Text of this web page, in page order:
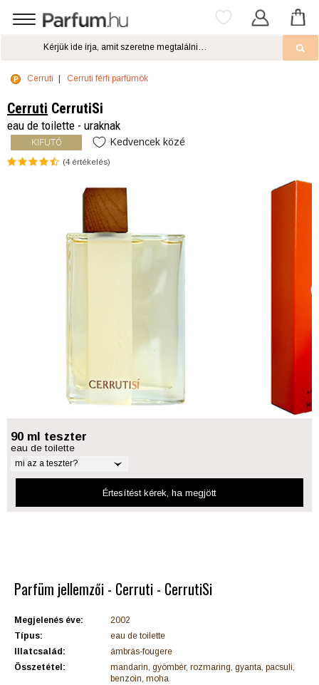
Cerruti Cerruti férfi parfümök
Cerruti CerrutiSi
eau de toilette - uraknak
KIFUTÓ Kedvencek közé
(4 értékelés)
90 ml teszter
eau de toilette
mi az a teszter?
Értesítést kérek, ha megjött
Parfüm jellemzői - Cerruti - CerrutiSi
Megjelenés éve:
2002
Típus:
eau de toilette
Illatcsalád:
ámbrás-fougere
Összetétel:
mandarin, gyömbér, rozmaring, gyanta, pacsuli,
benzoin, moha